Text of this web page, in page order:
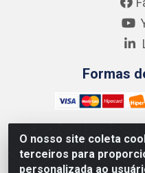
O nosso site coleta
terceiros para
personalizada ao
Formas
Kgmlan Distribuidora
Rua Pedro de Barros